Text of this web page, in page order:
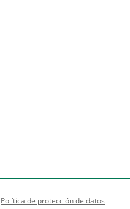
Política de protección de datos